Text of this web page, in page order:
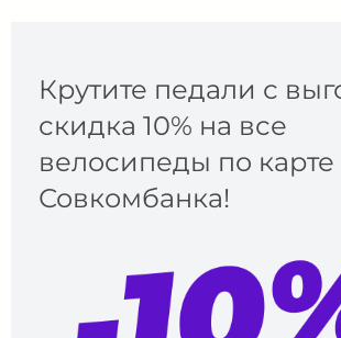
Крутите педали с
скидка 10% на все
велосипеды по карте
Совкомбанка!